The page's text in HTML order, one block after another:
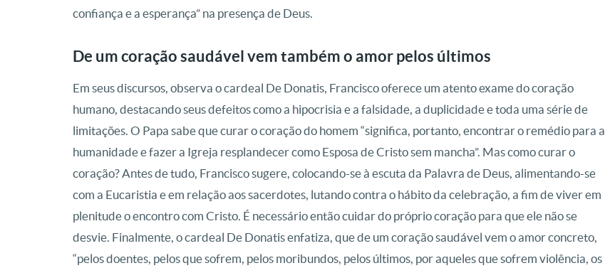
confiança e a esperança” na presença de Deus.
De um coração saudável vem também o amor pelos últimos
Em seus discursos, observa o cardeal De Donatis, Francisco oferece um atento exame do coração
humano, destacando seus defeitos como a hipocrisia e a falsidade, a duplicidade e toda uma série de
limitações. O Papa sabe que curar o coração do homem “significa, portanto, encontrar o remédio para a
humanidade e fazer a Igreja resplandecer como Esposa de Cristo sem mancha”. Mas como curar o
coração? Antes de tudo, Francisco sugere, colocando-se à escuta da Palavra de Deus, alimentando-se
com a Eucaristia e em relação aos sacerdotes, lutando contra o hábito da celebração, a fim de viver em
plenitude o encontro com Cristo. É necessário então cuidar do próprio coração para que ele não se
desvie. Finalmente, o cardeal De Donatis enfatiza, que de um coração saudável vem o amor concreto,
“pelos doentes, pelos que sofrem, pelos moribundos, pelos últimos, por aqueles que sofrem violência, os